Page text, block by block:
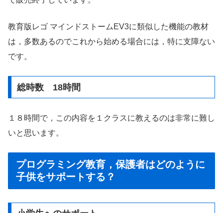
教育版レゴ マインドストームEV3に類似した機能の教材
は，多数あるのでこれから始める場合には，特に支障ない
です。
総時数 18時間
１８時間で，この内容を１クラスに教えるのは非常に難し
いと思います。
プログラミング教育，保護者はどのように
子供をサポートする？